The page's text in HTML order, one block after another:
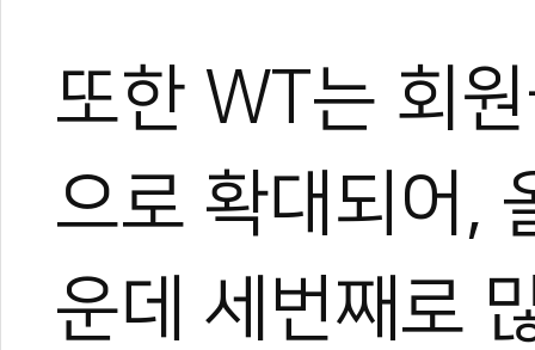
또한 WT는 회
으로 확대되어,
운데 세번째로